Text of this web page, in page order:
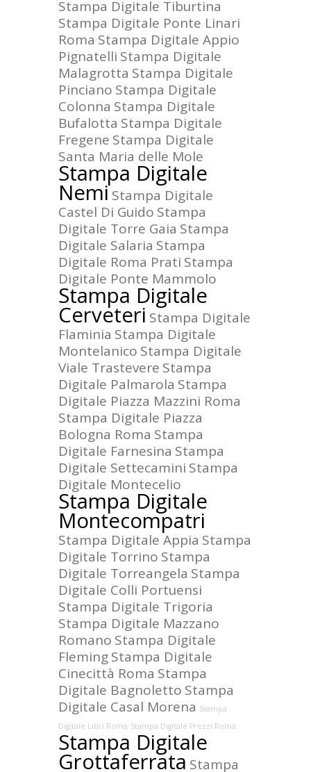
Stampa Digitale Tiburtina
Stampa Digitale Ponte Linari
Roma Stampa Digitale Appio
Pignatelli Stampa Digitale
Malagrotta Stampa Digitale
Pinciano Stampa Digitale
Colonna Stampa Digitale
Bufalotta Stampa Digitale
Fregene Stampa Digitale
Santa Maria delle Mole
Stampa Digitale
NemiStampa Digitale
Castel Di Guido Stampa
Digitale Torre Gaia Stampa
Digitale Salaria Stampa
Digitale Roma Prati Stampa
Digitale Ponte Mammolo
Stampa Digitale
Cerveteri Stampa Digitale
Flaminia Stampa Digitale
Montelanico Stampa Digitale
Viale Trastevere Stampa
Digitale Palmarola Stampa
Digitale Piazza Mazzini Roma
Stampa Digitale Piazza
Bologna Roma Stampa
Digitale Farnesina Stampa
Digitale Settecamini Stampa
Digitale Montecelio
Stampa Digitale
Montecompatri
Stampa Digitale Appia Stampa
Digitale Torrino Stampa
Digitale Torreangela Stampa
Digitale Colli Portuensi
Stampa Digitale Trigoria
Stampa Digitale Mazzano
Romano Stampa Digitale
FlemingStampa Digitale
Cinecittà Roma Stampa
Digitale Bagnoletto Stampa
Digitale Casal Morena Stampa
Digitale Libri Roma Stampa Digitale Prezzi Roma
Stampa Digitale
Grottaferrata Stampa